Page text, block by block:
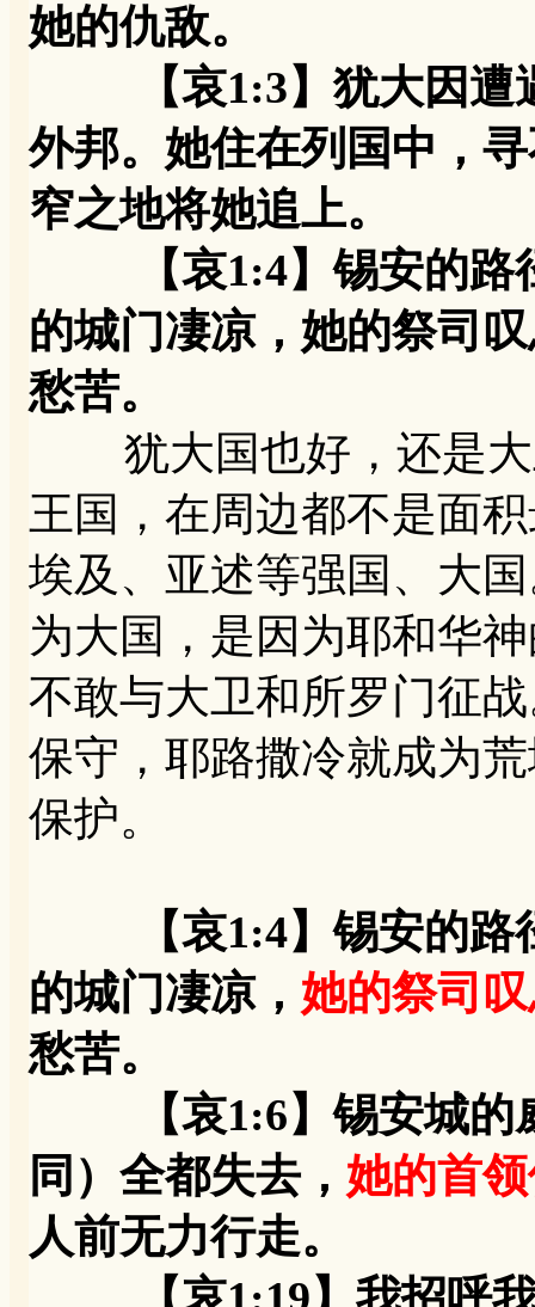
她的仇敌。
【哀1:3】犹大因遭遇
外邦。她住在列国中，
窄之地将她追上。
【哀1:4】锡安的路径
的城门凄凉，她的祭司
愁苦。
犹大国也好，还是大
王国，在周边都不是面
埃及、亚述等强国、大
为大国，是因为耶和华
不敢与大卫和所罗门征
保守，耶路撒冷就成为
保护。
【哀1:4】锡安的
的城门凄凉， 她的祭司
愁苦。
【哀1:6】锡安城的威
同）全都失去， 她的首
人前无力行走。